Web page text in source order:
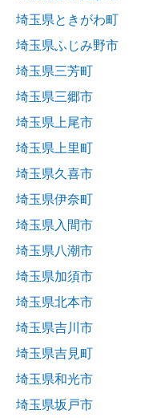
埼玉県ときがわ町
埼玉県ふじみ野市
埼玉県三芳町
埼玉県三郷市
埼玉県上尾市
埼玉県上里町
埼玉県久喜市
埼玉県伊奈町
埼玉県入間市
埼玉県八潮市
埼玉県加須市
埼玉県北本市
埼玉県吉川市
埼玉県吉見町
埼玉県和光市
埼玉県坂戸市